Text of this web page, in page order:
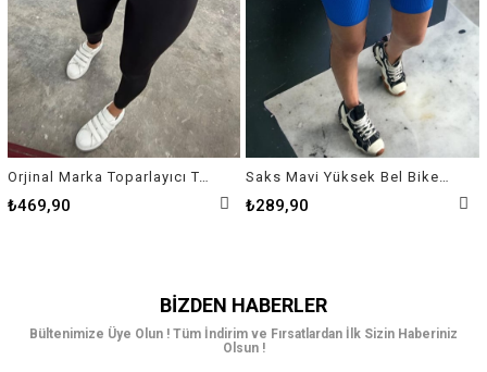
Orjinal Marka Toparlayıcı Tayt
₺469,90 ₺289,90
BIZDEN HABERLER
Bültenimize Üye Olun ! Tüm İndirim ve Fırsatlardan İlk Sizin Haberiniz
Olsun !